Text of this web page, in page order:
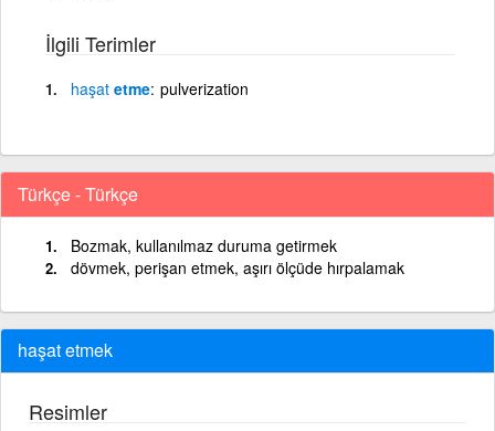
İlgili Terimler
haşat etme pulverization
Türkçe - Türkçe
Bozmak, kullanılmaz duruma getirmek
dövmek, perişan etmek, aşırı ölçüde hırpalamak
haşat etmek
Resimler